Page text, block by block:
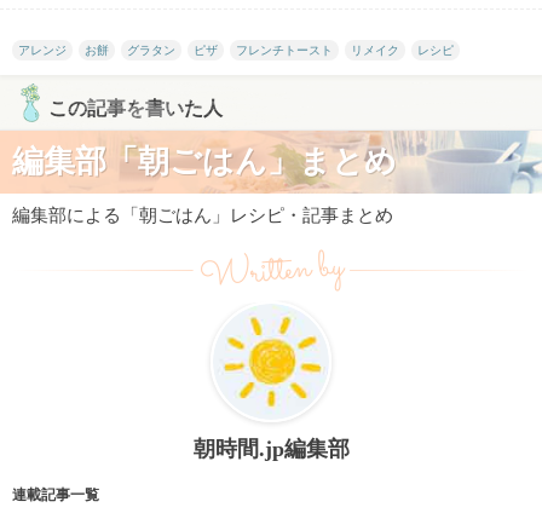
アレンジ お餅 グラタン ピザ フレンチトースト リメイク レシピ
この記事を書いた人
編集部「朝ごはん」まとめ
編集部による「朝ごはん」レシピ・記事まとめ
Written by
朝時間.jp編集部
連載記事一覧